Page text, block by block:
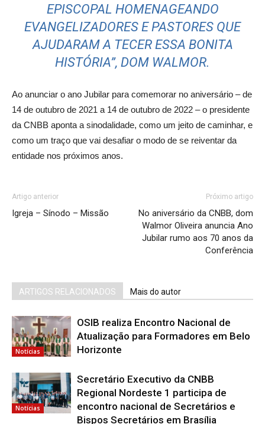
EPISCOPAL HOMENAGEANDO
EVANGELIZADORES E PASTORES QUE
AJUDARAM A TECER ESSA BONITA
HISTÓRIA”, DOM WALMOR.
Ao anunciar o ano Jubilar para comemorar no aniversário – de
14 de outubro de 2021 a 14 de outubro de 2022 – o presidente
da CNBB aponta a sinodalidade, como um jeito de caminhar, e
como um traço que vai desafiar o modo de se reiventar da
entidade nos próximos anos.
Artigo anterior
Igreja – Sínodo – Missão
Próximo artigo
No aniversário da CNBB, dom
Walmor Oliveira anuncia Ano
Jubilar rumo aos 70 anos da
Conferência
ARTIGOS RELACIONADOS Mais do autor
Notícias
OSIB realiza Encontro Nacional de
Atualização para Formadores em Belo
Horizonte
Notícias
Secretário Executivo da CNBB
Regional Nordeste 1 participa de
encontro nacional de Secretários e
Bispos Secretários em Brasília